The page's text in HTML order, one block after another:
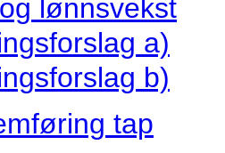
lønnsvekst
a)
b)
tap